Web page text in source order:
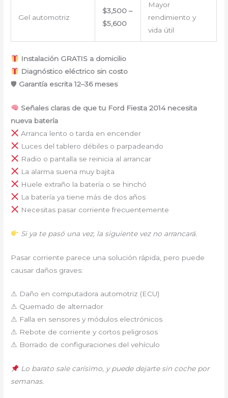
Gel automotriz
$3,500 –
$5,600
Mayor
rendimiento y
vida útil
Instalación GRATIS a domicilio
Diagnóstico eléctrico sin costo
🛡 Garantía escrita 12–36 meses
Señales claras de que tu Ford Fiesta 2014 necesita
nueva batería
Arranca lento o tarda en encender
Luces del tablero débiles o parpadeando
Radio o pantalla se reinicia al arrancar
La alarma suena muy bajita
Huele extraño la batería o se hinchó
La batería ya tiene más de dos años
Necesitas pasar corriente frecuentemente
Si ya te pasó una vez, la siguiente vez no arrancará.
Pasar corriente parece una solución rápida, pero puede
causar daños graves:
⚠ Daño en computadora automotriz (ECU)
⚠ Quemado de alternador
⚠ Falla en sensores y módulos electrónicos
⚠ Rebote de corriente y cortos peligrosos
⚠ Borrado de configuraciones del vehículo
Lo barato sale carísimo, y puede dejarte sin coche por
semanas.